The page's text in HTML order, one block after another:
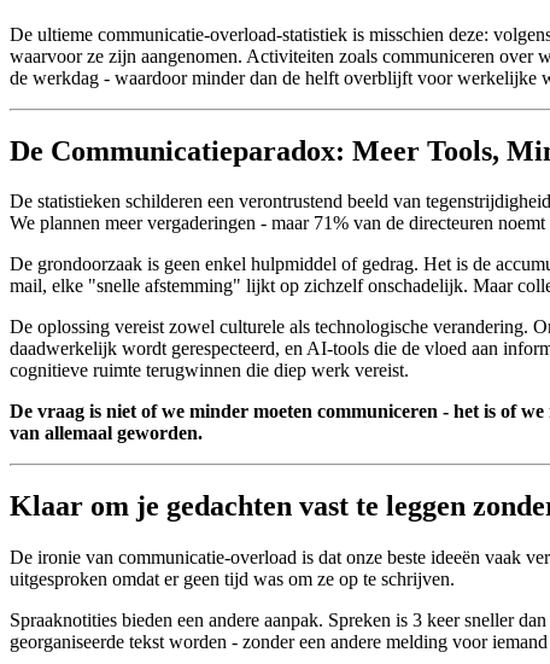
De ultieme communicatie-overload-statistiek is misschien deze:
waarvoor ze zijn aangenomen. Activiteiten zoals communiceren over
de werkdag - waardoor minder dan de helft overblijft voor werkelijke
De Communicatieparadox: Meer Tools,
De statistieken schilderen een verontrustend beeld van
We plannen meer vergaderingen - maar 71% van de directeuren
De grondoorzaak is geen enkel hulpmiddel of gedrag. Het is de
mail, elke "snelle afstemming" lijkt op zichzelf onschadelijk. Maar
De oplossing vereist zowel culturele als technologische verandering.
daadwerkelijk wordt gerespecteerd, en AI-tools die de vloed aan
cognitieve ruimte terugwinnen die diep werk vereist.
De vraag is niet of we minder moeten communiceren - het is of
van allemaal geworden.
Klaar om je gedachten vast te leggen
De ironie van communicatie-overload is dat onze beste ideeën vaak
uitgesproken omdat er geen tijd was om ze op te schrijven.
Spraaknotities bieden een andere aanpak. Spreken is 3 keer sneller
georganiseerde tekst worden - zonder een andere melding voor iemand